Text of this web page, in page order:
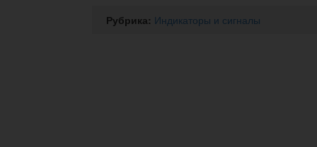
Рубрика: Индикаторы и сигналы